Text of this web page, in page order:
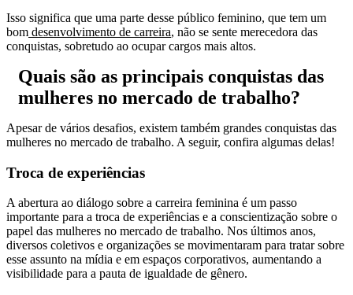
Isso significa que uma parte desse público feminino, que tem um
bom desenvolvimento de carreira, não se sente merecedora das
conquistas, sobretudo ao ocupar cargos mais altos.
Quais são as principais conquistas das
mulheres no mercado de trabalho?
Apesar de vários desafios, existem também grandes conquistas das
mulheres no mercado de trabalho. A seguir, confira algumas delas!
Troca de experiências
A abertura ao diálogo sobre a carreira feminina é um passo
importante para a troca de experiências e a conscientização sobre o
papel das mulheres no mercado de trabalho. Nos últimos anos,
diversos coletivos e organizações se movimentaram para tratar sobre
esse assunto na mídia e em espaços corporativos, aumentando a
visibilidade para a pauta de igualdade de gênero.